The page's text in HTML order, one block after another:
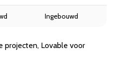
Ingebouwd
projecten, Lovable voor